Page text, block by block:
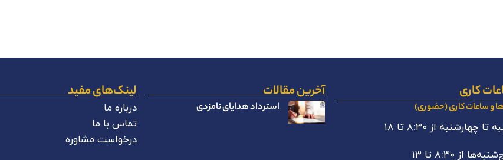
کاری
و ساعات کاری (حضوری)
تا چهارشنبه از ۸:۳۰ تا ۱۸
از ۸:۳۰ تا ۱۳
آخرین مقالات
استرداد هدایای نامزدی
لینک‌های مفید
درباره ما
تماس با ما
درخواست مشاوره